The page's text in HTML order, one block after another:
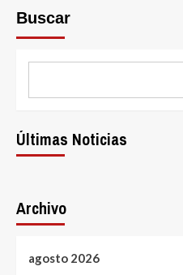
Buscar
Últimas Noticias
Archivo
agosto 2026